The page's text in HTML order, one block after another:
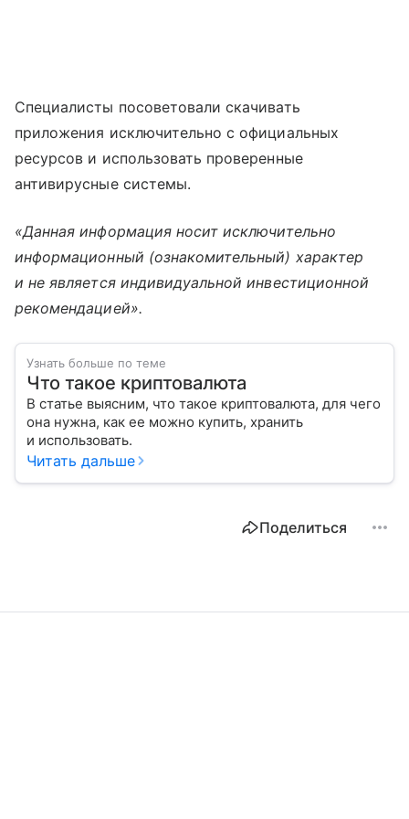
Специалисты посоветовали скачивать
приложения исключительно с официальных
ресурсов и использовать проверенные
антивирусные системы.
«Данная информация носит исключительно
информационный (ознакомительный) характер
и не является индивидуальной инвестиционной
рекомендацией».
Узнать больше по теме
Что такое криптовалюта
В статье выясним, что такое криптовалюта, для чего
она нужна, как ее можно купить, хранить
и использовать.
Читать дальше
Поделиться